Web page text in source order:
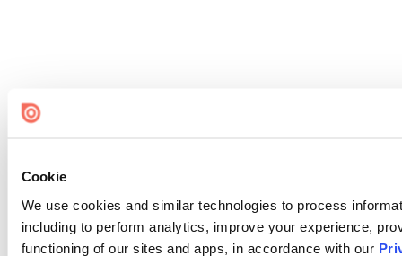
Cookie
We use cookies and similar technologies to process
including to perform analytics, improve your experience,
functioning of our sites and apps, in accordance with our